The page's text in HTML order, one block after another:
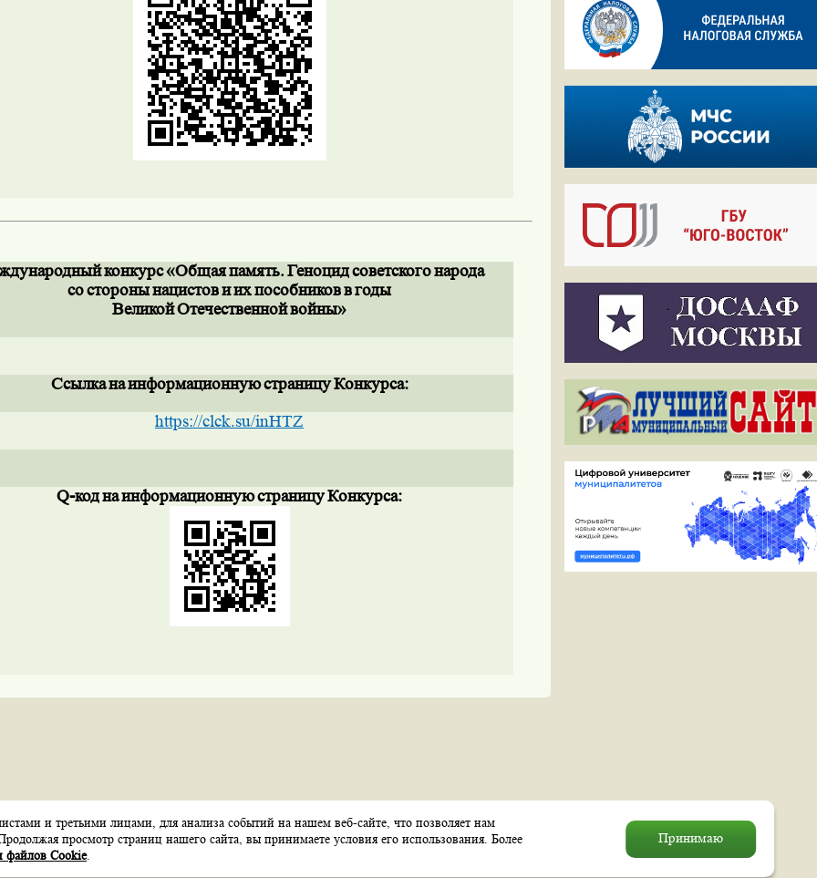
конкурс«Общаяпамять.Геноцидсоветскогонарода
состоронынацистовиихпособниковвгоды
ВеликойОтечественнойвойны»
СсылканаинформационнуюстраницуКонкурса:
https://clck.su/inHTZ
Q-коднаинформационнуюстраницуКонкурса:
Карта сайта Контакты Обратная связь
© 2004–2026 Муниципальное
образование «Выхино–Жулебино»
и третьими лицами, для анализа событий на нашем веб-сайте, что позволяет нам
просмотр страниц нашего сайта, вы принимаете условия его использования. Более
файлов Cookie.
Принимаю